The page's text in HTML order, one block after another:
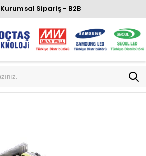
Kurumsal Sipariş - B2B